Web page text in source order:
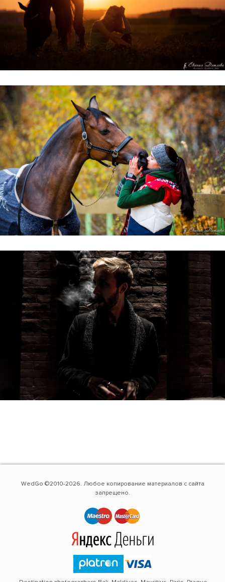
WedGo ©2010-2026. Любое копирование материалов с сайта
запрещено.